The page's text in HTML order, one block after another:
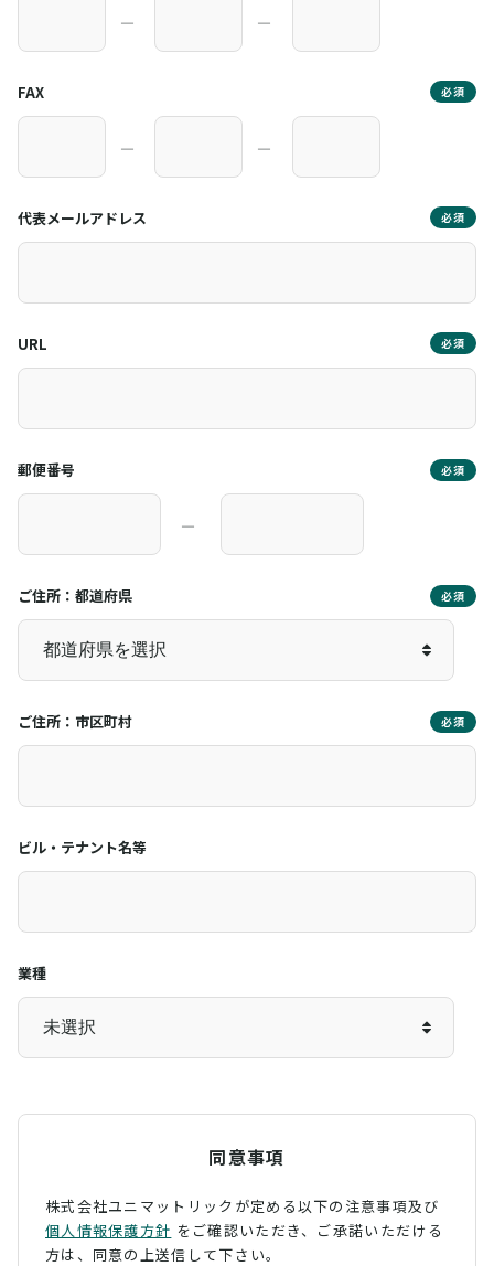
― ―
FAX 必須
― ―
代表メールアドレス 必須
URL 必須
郵便番号 必須
―
ご住所：都道府県 必須
ご住所：市区町村 必須
ビル・テナント名等
業種
同意事項
株式会社ユニマットリックが定める以下の注意事項及び
個人情報保護方針 をご確認いただき、 ご承諾いただける
方は、同意の上送信して下さい。